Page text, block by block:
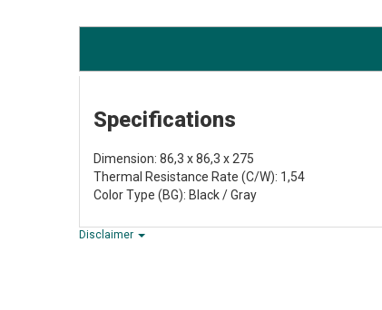
Specifications
Dimension: 86,3 x 86,3 x 275
Thermal Resistance Rate (C/W): 1,54
Color Type (BG): Black / Gray
Disclaimer